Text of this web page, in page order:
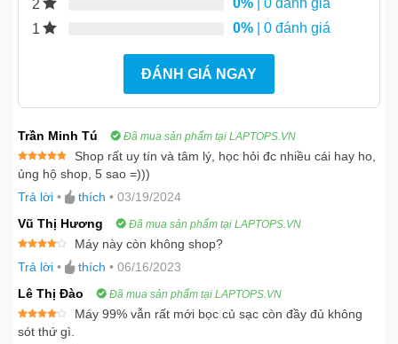
2
1
0% | 0 đánh giá
ĐÁNH GIÁ NGAY
Trần Minh Tú Đã mua sản phẩm tại LAPTOPS.VN
Được xếp
hạng 55
Shop rất uy tín và tâm lý, học hỏi đc nhiều cái hay ho,
ủng hộ shop, 5 sao =)))
Trả lời • thích • 03/19/2024
Vũ Thị Hương
Đã mua sản phẩm tại LAPTOPS.VN
xếp
5 sao
Máy này còn không shop?
Trả lời • thích • 06/16/2023
Lê Thị Đào
Đã mua sản phẩm tại LAPTOPS.VN
Được
xếp
Máy 99% vẫn rất mới bọc củ sạc còn đầy đủ không
sót thứ gì.